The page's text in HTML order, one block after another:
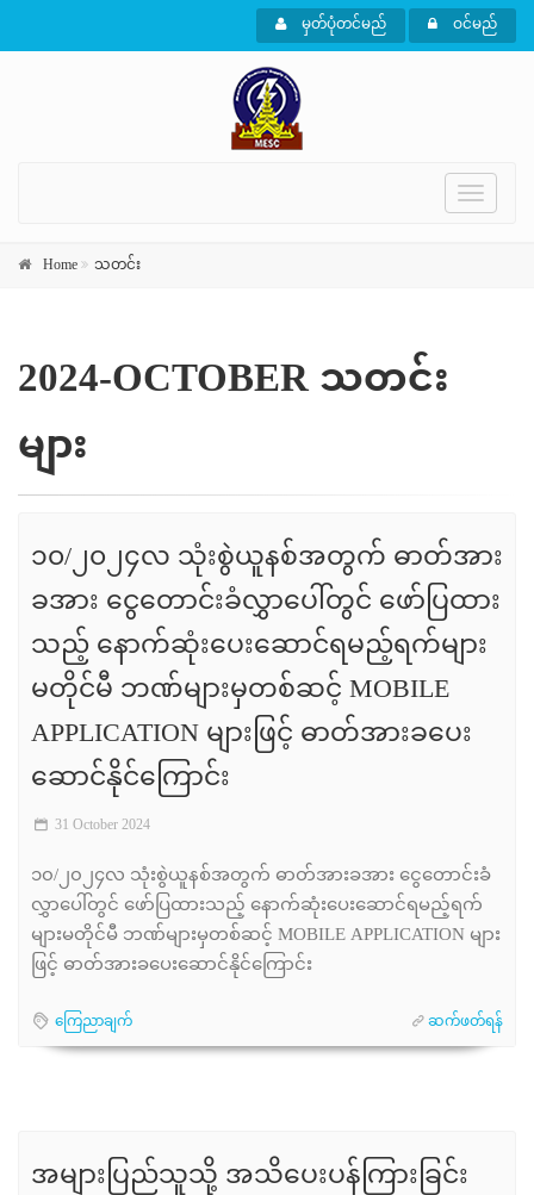
မှတ်ပုံတင်မည် ဝင်မည်
Toggle
Home သတင်း
2024-OCTOBER သတင်း
များ
၁၀/၂၀၂၄လ သုံးစွဲယူနစ်အတွက် ဓာတ်အား
ခအား ငွေတောင်းခံလွှာပေါ်တွင် ဖော်ပြထား
သည့် နောက်ဆုံးပေးဆောင်ရမည့်ရက်များ
မတိုင်မီ ဘဏ်များမှတစ်ဆင့် MOBILE
APPLICATION များဖြင့် ဓာတ်အားခပေး
ဆောင်နိုင်ကြောင်း
31 October 2024
၁၀/၂၀၂၄လ သုံးစွဲယူနစ်အတွက် ဓာတ်အားခအား ငွေတောင်းခံ
လွှာပေါ်တွင် ဖော်ပြထားသည့် နောက်ဆုံးပေးဆောင်ရမည့်ရက်
များမတိုင်မီ ဘဏ်များမှတစ်ဆင့် MOBILE APPLICATION များ
ဖြင့် ဓာတ်အားခပေးဆောင်နိုင်ကြောင်း
ကြေညာချက် ဆက်ဖတ်ရန်
အများပြည်သူသို့ အသိပေးပန်ကြားခြင်း